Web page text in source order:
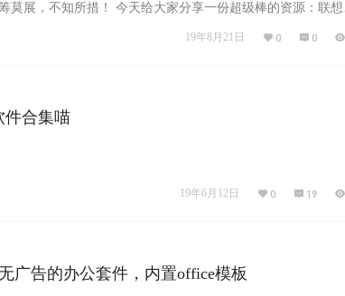
莫展，不知所措！ 今天给大家分享一份超级棒的资源：联想
就能使用！ 大部分电脑软件层面的小问题，这些工具都可以
19年8月21日 0 0
件合集喵
19年6月12日 0 19
广告的办公套件，内置office模板